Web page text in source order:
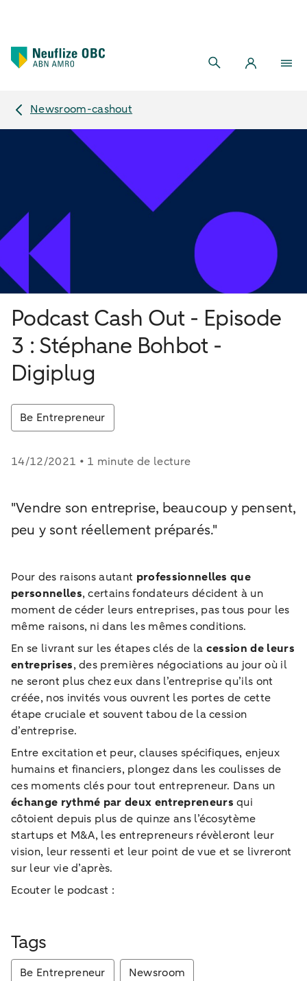
Newsroom-cashout
Podcast Cash Out - Episode
3 : Stéphane Bohbot -
Digiplug
Be Entrepreneur
14/12/2021 • 1 minute de lecture
"Vendre son entreprise, beaucoup y pensent,
peu y sont réellement préparés."
Pour des raisons autant professionnelles que
personnelles, certains fondateurs décident à un
moment de céder leurs entreprises, pas tous pour les
même raisons, ni dans les mêmes conditions.
En se livrant sur les étapes clés de la cession de leurs
entreprises, des premières négociations au jour où il
ne seront plus chez eux dans l’entreprise qu’ils ont
créée, nos invités vous ouvrent les portes de cette
étape cruciale et souvent tabou de la cession
d’entreprise.
Entre excitation et peur, clauses spécifiques, enjeux
humains et financiers, plongez dans les coulisses de
ces moments clés pour tout entrepreneur. Dans un
échange rythmé par deux entrepreneurs qui
côtoient depuis plus de quinze ans l’écosytème
startups et M&A, les entrepreneurs révèleront leur
vision, leur ressenti et leur point de vue et se livreront
sur leur vie d’après.
Ecouter le podcast :
Tags
Be Entrepreneur Newsroom